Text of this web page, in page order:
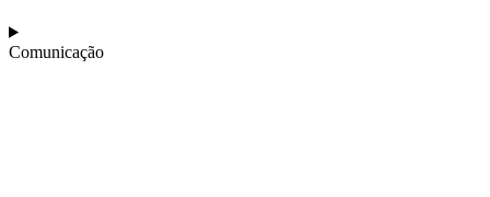
Comunicação